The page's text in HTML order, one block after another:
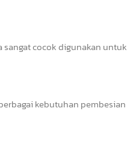
cocok digunakan
kebutuhan